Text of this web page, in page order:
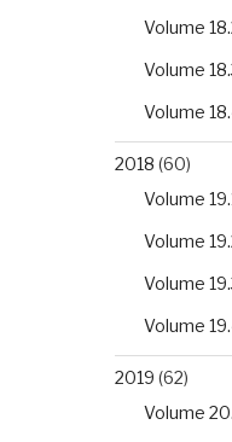
Volume
Volume
Volume
2018 (60)
Volume
Volume
Volume
Volume
2019 (62)
Volume